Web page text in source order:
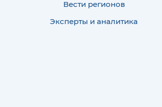
Вести регионов
Эксперты и аналитика